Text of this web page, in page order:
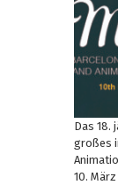
Das 18.
großes
10.